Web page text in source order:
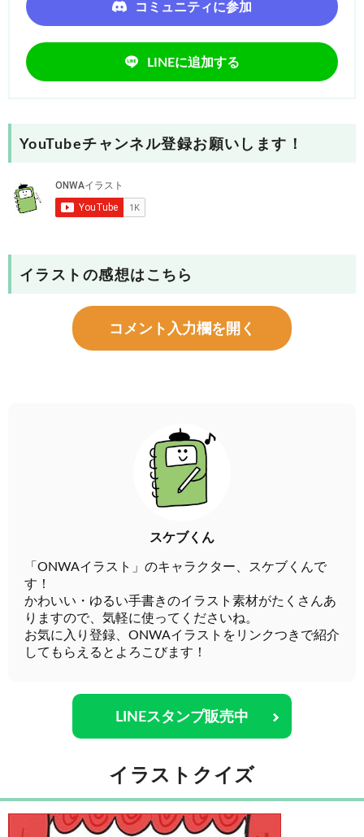
コミュニティに参加
LINEに追加する
YouTubeチャンネル登録お願いします！
イラストの感想はこちら
コメント入力欄を開く
スケブくん
「ONWAイラスト」のキャラクター、スケブくんで
す！
かわいい・ゆるい手書きのイラスト素材がたくさんあ
りますので、気軽に使ってくださいね。
お気に入り登録、ONWAイラストをリンクつきで紹介
してもらえるとよろこびます！
LINEスタンプ販売中
イラストクイズ